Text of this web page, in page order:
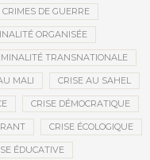
CRIMES DE GUERRE
ORGANISÉE
TRANSNATIONALE
MALI CRISE AU SAHEL
CRISE DÉMOCRATIQUE
CRISE ÉCOLOGIQUE
ÉDUCATIVE